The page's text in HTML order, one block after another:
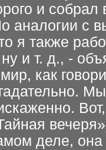
и
аналогии с
я также
и т. д., -
как
деле,